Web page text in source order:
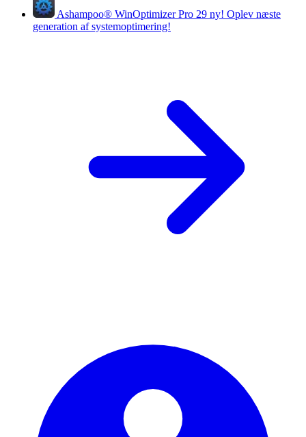
Ashampoo® WinOptimizer Pro 29 ny! Oplev næste
generation af systemoptimering!